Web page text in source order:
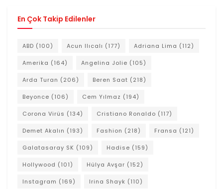
En Çok Takip Edilenler
ABD (100) Acun Ilıcalı (177) Adriana Lima (112)
Amerika (164) Angelina Jolie (105)
Arda Turan (206) Beren Saat (218)
Beyonce (106) Cem Yılmaz (194)
Corona Virüs (134) Cristiano Ronaldo (117)
Demet Akalın (193) Fashion (218) Fransa (121)
Galatasaray SK (109) Hadise (159)
Hollywood (101) Hülya Avşar (152)
Instagram (169) Irina Shayk (110)